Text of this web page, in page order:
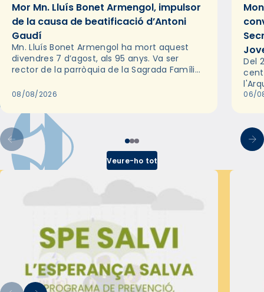
Mor Mn. Lluís Bonet Armengol, impulsor
de la causa de beatificació d’Antoni
Gaudí
Mn. Lluís Bonet Armengol ha mort aquest
divendres 7 d’agost, als 95 anys. Va ser
rector de la parròquia de la Sagrada Família
2018,…
08/08/2026
Del
les
06/
Veure-ho tot